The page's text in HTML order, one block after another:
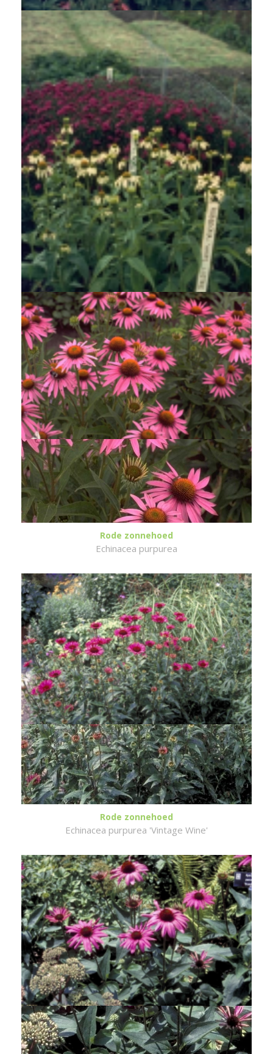
Rode zonnehoed
Echinacea purpurea 'White Swan'
Rode zonnehoed
Echinacea purpurea
Rode zonnehoed
Echinacea purpurea 'Vintage Wine'